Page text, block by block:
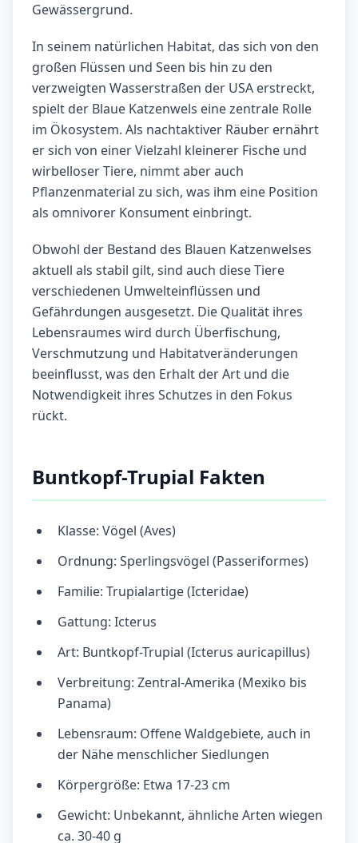
Gewässergrund.
In seinem natürlichen Habitat, das sich von den
großen Flüssen und Seen bis hin zu den
verzweigten Wasserstraßen der USA erstreckt,
spielt der Blaue Katzenwels eine zentrale Rolle
im Ökosystem. Als nachtaktiver Räuber ernährt
er sich von einer Vielzahl kleinerer Fische und
wirbelloser Tiere, nimmt aber auch
Pflanzenmaterial zu sich, was ihm eine Position
als omnivorer Konsument einbringt.
Obwohl der Bestand des Blauen Katzenwelses
aktuell als stabil gilt, sind auch diese Tiere
verschiedenen Umwelteinflüssen und
Gefährdungen ausgesetzt. Die Qualität ihres
Lebensraumes wird durch Überfischung,
Verschmutzung und Habitatveränderungen
beeinflusst, was den Erhalt der Art und die
Notwendigkeit ihres Schutzes in den Fokus
rückt.
Buntkopf-Trupial Fakten
Klasse: Vögel (Aves)
Ordnung: Sperlingsvögel (Passeriformes)
Familie: Trupialartige (Icteridae)
Gattung: Icterus
Art: Buntkopf-Trupial (Icterus auricapillus)
Verbreitung: Zentral-Amerika (Mexiko bis
Panama)
Lebensraum: Offene Waldgebiete, auch in
der Nähe menschlicher Siedlungen
Körpergröße: Etwa 17-23 cm
Gewicht: Unbekannt, ähnliche Arten wiegen
ca. 30-40 g